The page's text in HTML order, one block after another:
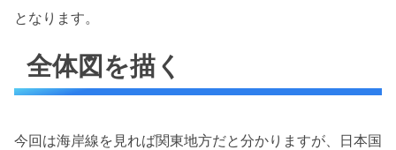
となります。
全体図を描く
今回は海岸線を見れば関東地方だと分かりますが、日本国